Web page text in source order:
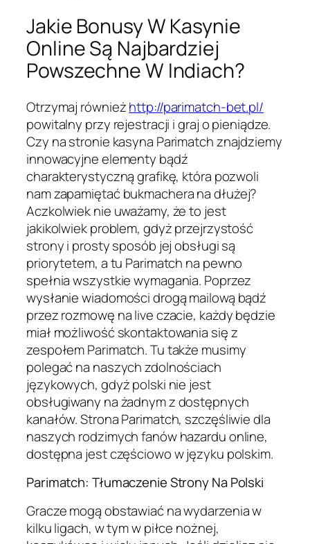
Jakie Bonusy W Kasynie
Online Są Najbardziej
Powszechne W Indiach?
Otrzymaj równieżhttp://parimatch-bet.pl/
powitalny przy rejestracji i graj o pieniądze.
Czy na stronie kasyna Parimatch znajdziemy
innowacyjne elementy bądź
charakterystyczną grafikę, która pozwoli
nam zapamiętać bukmachera na dłużej?
Aczkolwiek nie uważamy, że to jest
jakikolwiek problem, gdyż przejrzystość
strony i prosty sposób jej obsługi są
priorytetem, a tu Parimatch na pewno
spełnia wszystkie wymagania. Poprzez
wysłanie wiadomości drogą mailową bądź
przez rozmowę na live czacie, każdy będzie
miał możliwość skontaktowania się z
zespołem Parimatch. Tu także musimy
polegać na naszych zdolnościach
językowych, gdyż polski nie jest
obsługiwany na żadnym z dostępnych
kanałów. Strona Parimatch, szczęśliwie dla
naszych rodzimych fanów hazardu online,
dostępna jest częściowo w języku polskim.
Parimatch: Tłumaczenie Strony Na Polski
Gracze mogą obstawiać na wydarzenia w
kilku ligach, w tym w piłce nożnej,